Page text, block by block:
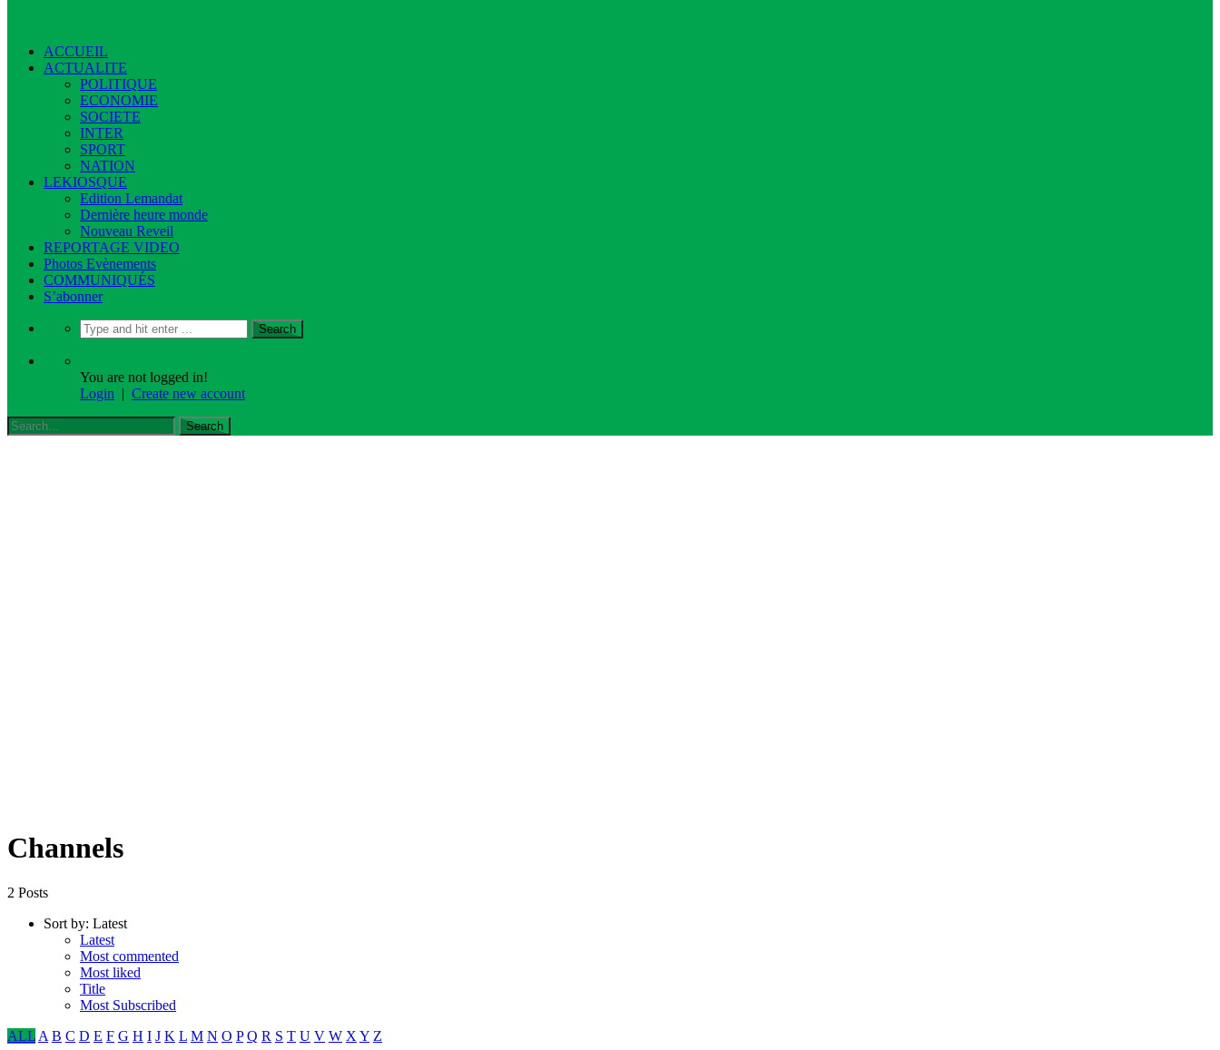
ACCUEIL
ACTUALITE
POLITIQUE
ECONOMIE
SOCIETE
INTER
SPORT
NATION
LEKIOSQUE
Edition Lemandat
Dernière heure monde
Nouveau Reveil
REPORTAGE VIDEO
Photos Evènements
COMMUNIQUÉS
S’abonner
You are not logged in!
Login | Create new account
Channels
2 Posts
Sort by: Latest
Latest
Most commented
Most liked
Title
Most Subscribed
ALL A B C D E F G H I J K L M N O P Q R S T U V W X Y Z